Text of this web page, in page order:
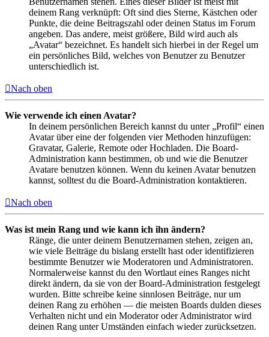
deinem Rang verknüpft: Oft sind dies Sterne, Kästchen oder
Punkte, die deine Beitragszahl oder deinen Status im Forum
angeben. Das andere, meist größere, Bild wird auch als
„Avatar“ bezeichnet. Es handelt sich hierbei in der Regel um
ein persönliches Bild, welches von Benutzer zu Benutzer
unterschiedlich ist.
Nach oben
Wie verwende ich einen Avatar?
In deinem persönlichen Bereich kannst du unter „Profil“ einen
Avatar über eine der folgenden vier Methoden hinzufügen:
Gravatar, Galerie, Remote oder Hochladen. Die Board-
Administration kann bestimmen, ob und wie die Benutzer
Avatare benutzen können. Wenn du keinen Avatar benutzen
kannst, solltest du die Board-Administration kontaktieren.
Nach oben
Was ist mein Rang und wie kann ich ihn ändern?
Ränge, die unter deinem Benutzernamen stehen, zeigen an,
wie viele Beiträge du bislang erstellt hast oder identifizieren
bestimmte Benutzer wie Moderatoren und Administratoren.
Normalerweise kannst du den Wortlaut eines Ranges nicht
direkt ändern, da sie von der Board-Administration festgelegt
wurden. Bitte schreibe keine sinnlosen Beiträge, nur um
deinen Rang zu erhöhen — die meisten Boards dulden dieses
Verhalten nicht und ein Moderator oder Administrator wird
deinen Rang unter Umständen einfach wieder zurücksetzen.